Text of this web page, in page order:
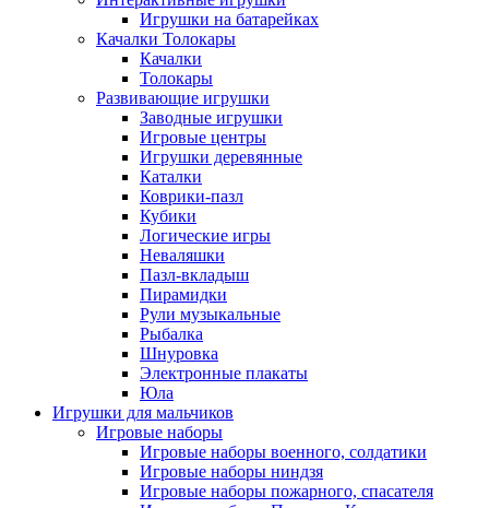
Игрушки на батарейках
Качалки Толокары
Качалки
Толокары
Развивающие игрушки
Заводные игрушки
Игровые центры
Игрушки деревянные
Каталки
Коврики-пазл
Кубики
Логические игры
Неваляшки
Пазл-вкладыш
Пирамидки
Рули музыкальные
Рыбалка
Шнуровка
Электронные плакаты
Юла
Игрушки для мальчиков
Игровые наборы
Игровые наборы военного, солдатики
Игровые наборы ниндзя
Игровые наборы пожарного, спасателя